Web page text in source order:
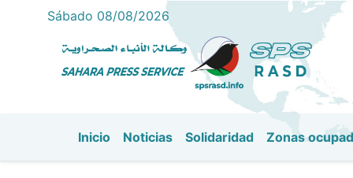
Sábado 08/08/2026
Inicio Noticias Solidaridad Zonas